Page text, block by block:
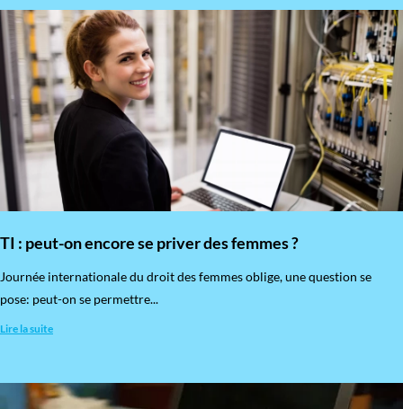
TI : peut-on encore se priver des femmes ?
​Journée internationale du droit des femmes oblige, une question se
pose: peut-on se permettre...
Lire la suite